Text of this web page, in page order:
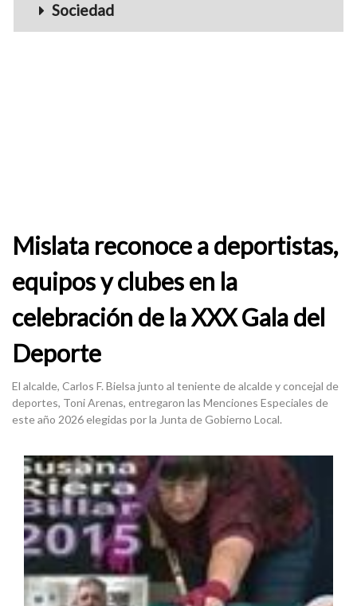
Sociedad
Mislata reconoce a deportistas,
equipos y clubes en la
celebración de la XXX Gala del
Deporte
El alcalde, Carlos F. Bielsa junto al teniente de alcalde y concejal de
deportes, Toni Arenas, entregaron las Menciones Especiales de
este año 2026 elegidas por la Junta de Gobierno Local.